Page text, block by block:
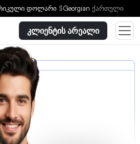
დოლარი $Georgian ქართული
კლიენტის არეალი